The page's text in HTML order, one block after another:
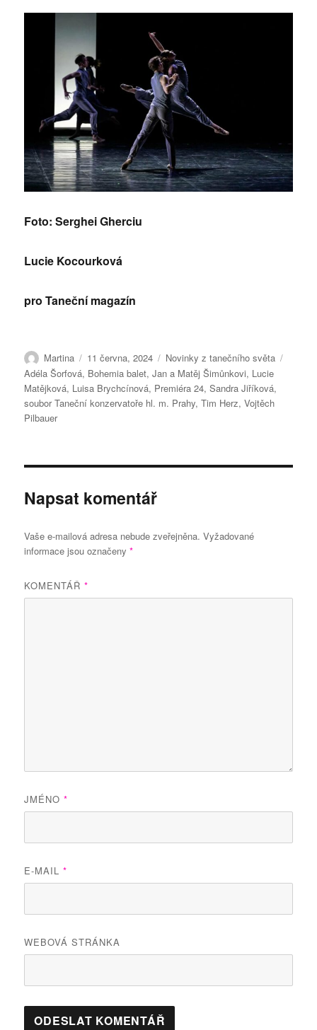
Foto: Serghei Gherciu
Lucie Kocourková
pro Taneční magazín
Autor:
Martina Publikováno:
11 června, 2024 Rubriky:
Novinky z tanečního světa
Adéla Šorfová, Bohemia balet,Jan a Matěj Šimůnkovi, Lucie
Matějková, Luisa Brychcínová, Premiéra 24,Sandra Jiříková,
soubor Taneční konzervatoře hl. m. Prahy,Tim Herz,Vojtěch
Pilbauer
Napsat komentář
Vaše e-mailová adresa nebude zveřejněna. Vyžadované
informace jsou označeny*
KOMENTÁŘ*
JMÉNO*
E-MAIL*
WEBOVÁ STRÁNKA